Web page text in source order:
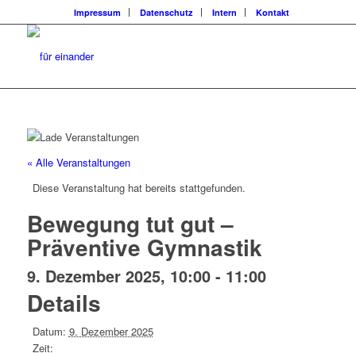
Impressum Datenschutz Intern Kontakt
« Alle Veranstaltungen
Diese Veranstaltung hat bereits stattgefunden.
Bewegung tut gut –
Präventive Gymnastik
9. Dezember 2025, 10:00- 11:00
Details
Datum: 9. Dezember 2025
Zeit: